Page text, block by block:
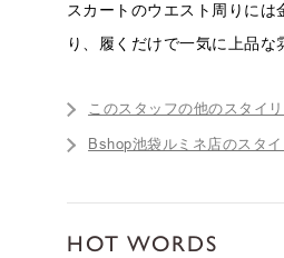
スカートのウエスト周りに
り、履くだけで一気に上品な
このスタッフの他のスタイ
Bshop池袋ルミネ店のスタ
HOT WORDS